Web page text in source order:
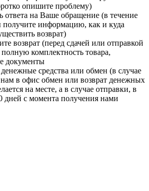
опишите проблему)
ответа на Ваше обращение (в течение
получите информацию, как и куда
возврат)
возврат (перед сдачей или отправкой
полную комплектность товара,
документы
средства или обмен (в случае
нам в офис обмен или возврат денежных
на месте, а в случае отправки, в
дней с момента получения нами